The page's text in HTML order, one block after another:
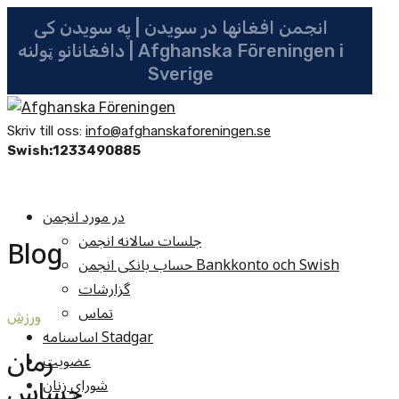
انجمن افغانها در سویدن | په سویدن کی
دافغانانو ټولنه | Afghanska Föreningen i
Sverige
Skriv till oss: info@afghanskaforeningen.se
Swish:1233490885
در مورد انجمن
جلسات سالانه انجمن
حساب بانکی انجمن Bankkonto och Swish
گزارشات
تماس
اساسنامه Stadgar
عضویت
شوراي زنان
Blog
ورزش
رمان